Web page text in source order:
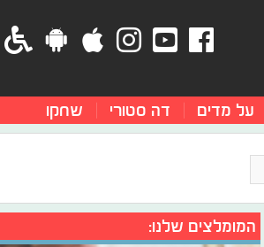
על מדים דה סטורי שחקו
המומלצים שלנו: